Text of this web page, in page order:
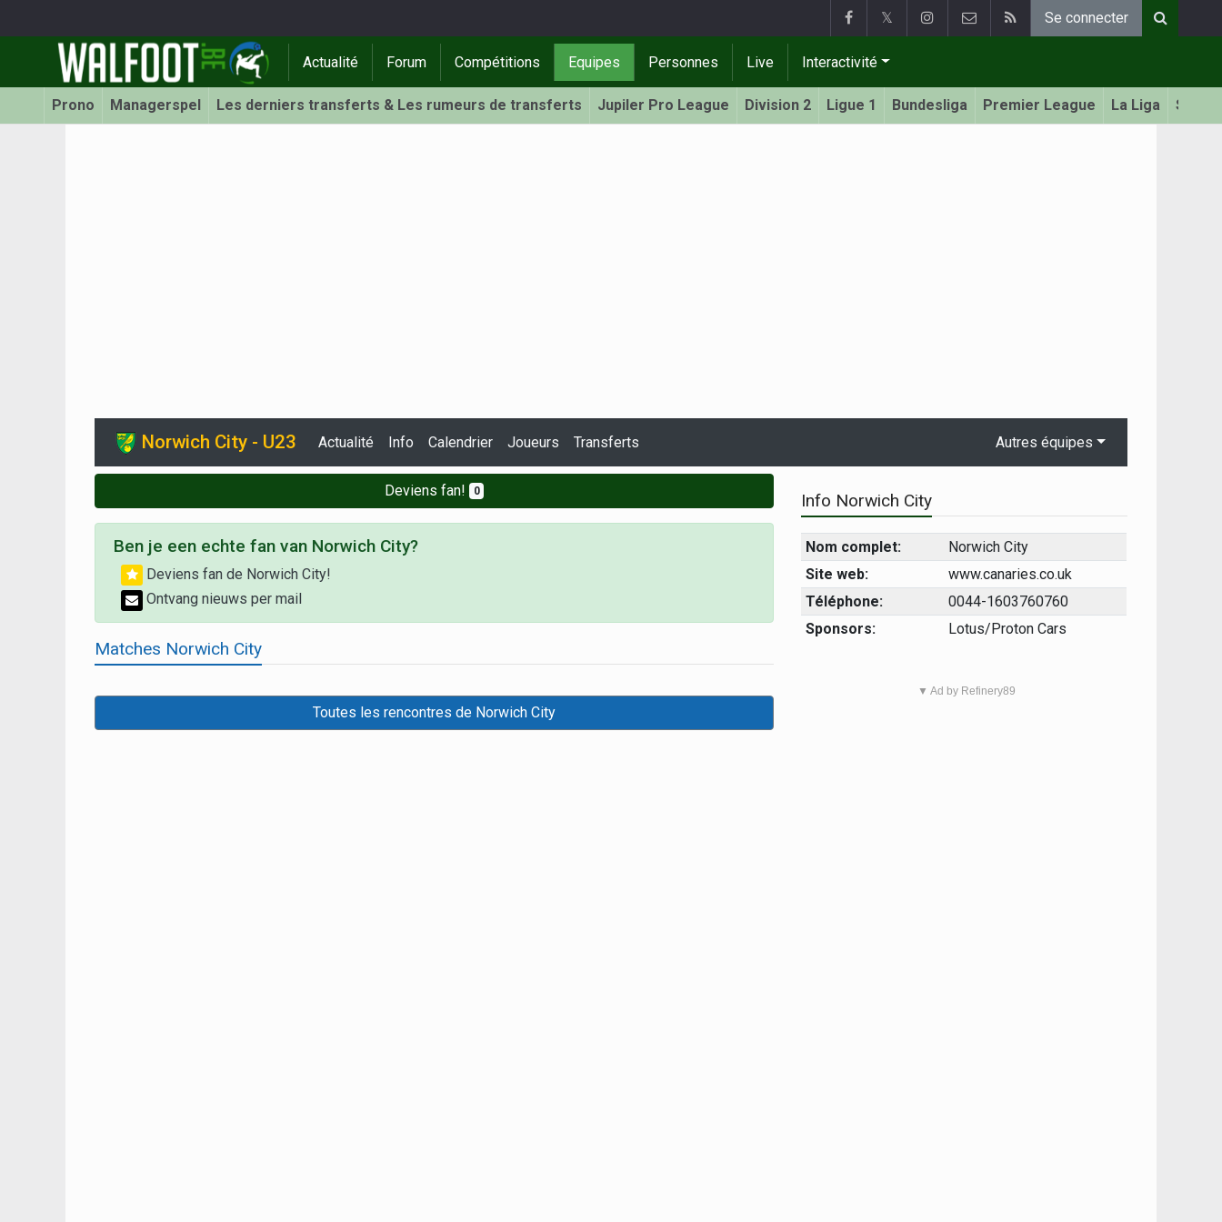
𝕏 Se connecter
Actualité Forum Compétitions Equipes Personnes Live Interactivité
Prono Managerspel Les derniers transferts & Les rumeurs de transferts Jupiler Pro League Division 2 Ligue 1 Bundesliga Premier League La Liga Serie
Norwich City - U23 Actualité Info Calendrier Joueurs Transferts Autres équipes
Deviens fan! 0
Ben je een echte fan van Norwich City?
Deviens fan de Norwich City!
Ontvang nieuws per mail
Matches Norwich City
Toutes les rencontres de Norwich City
Info Norwich City
Nom complet:
Norwich City
Site web:
www.canaries.co.uk
Téléphone:
0044-1603760760
Sponsors:
Lotus/Proton Cars
▼ Ad by Refinery89